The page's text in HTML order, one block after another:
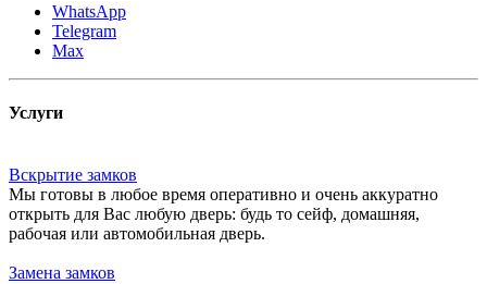
WhatsApp
Telegram
Max
Услуги
Вскрытие замков
Мы готовы в любое время оперативно и очень аккуратно
открыть для Вас любую дверь: будь то сейф, домашняя,
рабочая или автомобильная дверь.
Замена замков